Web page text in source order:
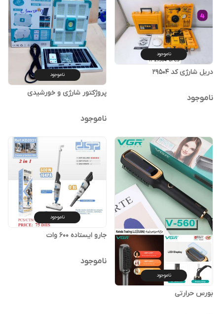
ناموجود
دریل شارژی کد 29504
ناموجود
ناموجود
پروژکتور شارژی و خورشیدی
ناموجود
ناموجود
بورس حرارتی
ناموجود
جارو ایستاده 600 وات
ناموجود